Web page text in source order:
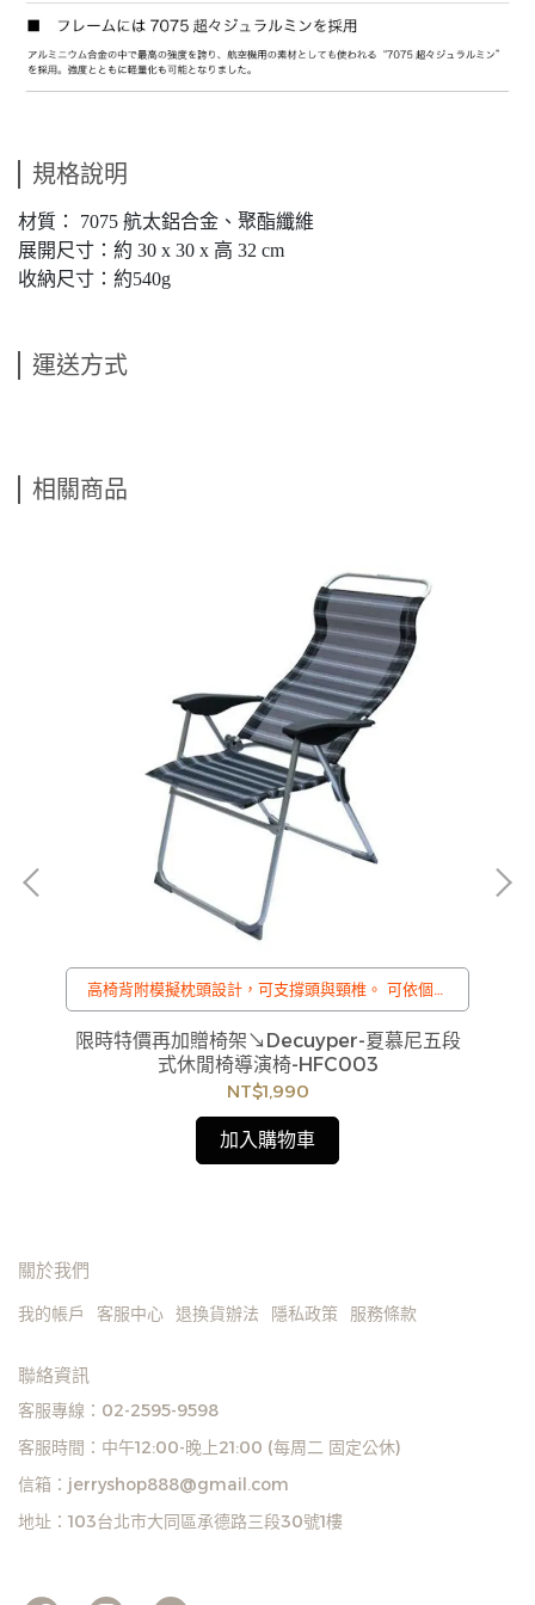
規格說明
材質： 7075 航太鋁合金、聚酯纖維
展開尺寸：約 30 x 30 x 高 32 cm
收納尺寸：約540g
運送方式
相關商品
高椅背附模擬枕頭設計，可支撐頭與頸椎。 可依個人
需求調整位置。 舒適透氣、耐用好坐，收納簡單。
椅面寬度與深度 加大加深。 腳架 , 管壁加粗 。 靠背
有五段式調整,從直立到躺坐,讓您輕鬆找到最舒適角
度。
/
商品流動性快且多個平台共用庫存，偶有下單後缺貨
情形，客服人員將立即與您聯繫交期或更換商品，如
限時特價再加贈椅架↘Decuyper-夏慕尼五段
式休閒椅導演椅-HFC003
NT$1,990
加入購物車
關於我們
我的帳戶 客服中心 退換貨辦法 隱私政策 服務條款
聯絡資訊
客服專線：02-2595-9598
客服時間：中午12:00-晚上21:00 (每周二 固定公休)
信箱：jerryshop888@gmail.com
地址：103台北市大同區承德路三段30號1樓